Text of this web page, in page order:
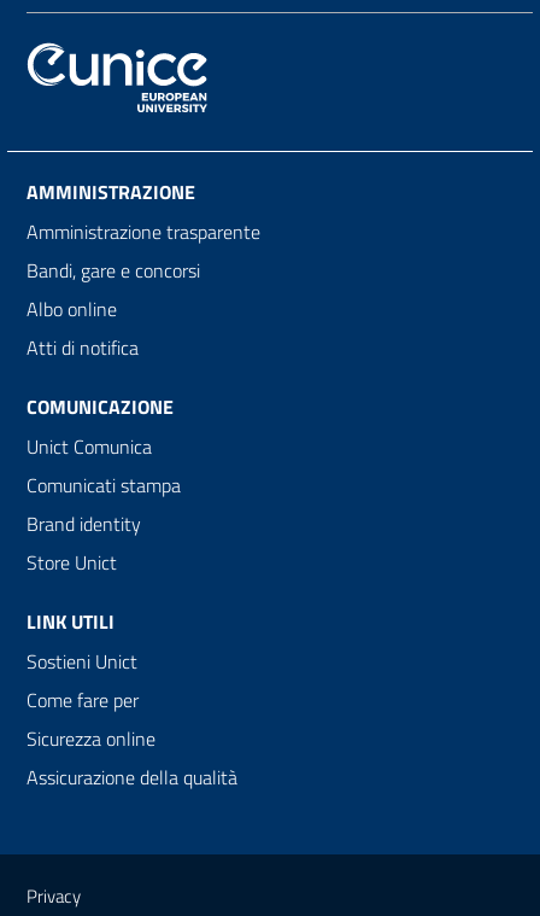
AMMINISTRAZIONE
Amministrazione trasparente
Bandi, gare e concorsi
Albo online
Atti di notifica
COMUNICAZIONE
Unict Comunica
Comunicati stampa
Brand identity
Store Unict
LINK UTILI
Sostieni Unict
Come fare per
Sicurezza online
Assicurazione della qualità
Link e informazioni utili
Privacy